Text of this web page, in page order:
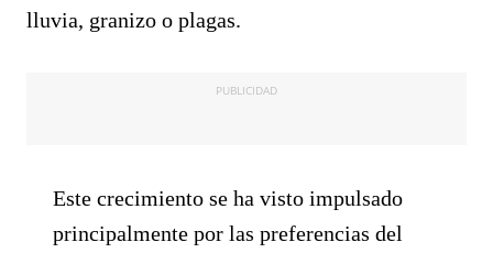
lluvia, granizo o plagas.
PUBLICIDAD
Este crecimiento se ha visto impulsado
principalmente por las preferencias del